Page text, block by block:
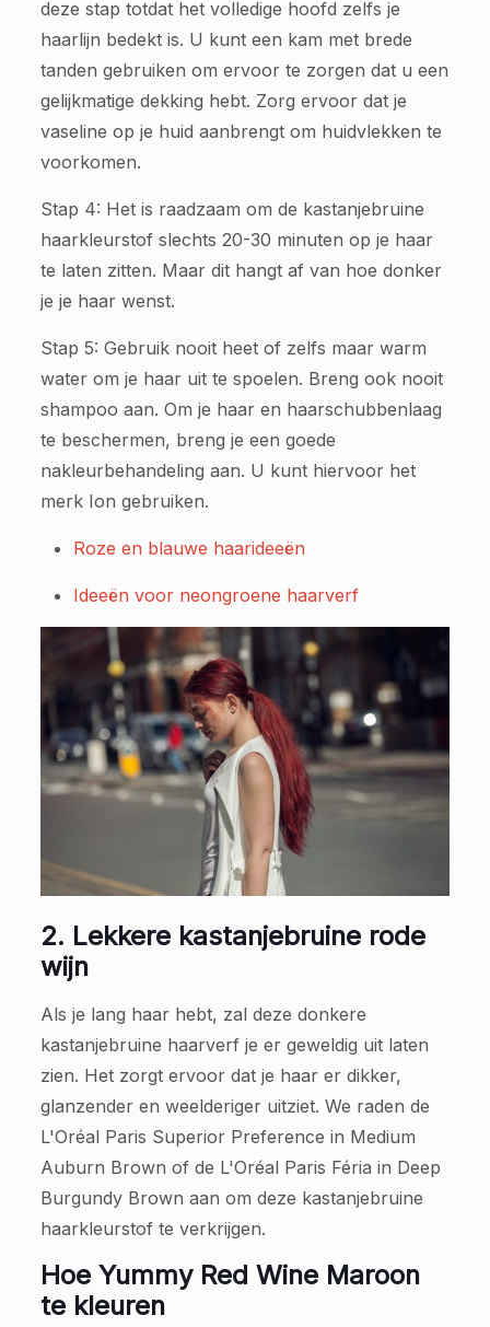
deze stap totdat het volledige hoofd zelfs je
haarlijn bedekt is. U kunt een kam met brede
tanden gebruiken om ervoor te zorgen dat u een
gelijkmatige dekking hebt. Zorg ervoor dat je
vaseline op je huid aanbrengt om huidvlekken te
voorkomen.
Stap 4: Het is raadzaam om de kastanjebruine
haarkleurstof slechts 20-30 minuten op je haar
te laten zitten. Maar dit hangt af van hoe donker
je je haar wenst.
Stap 5: Gebruik nooit heet of zelfs maar warm
water om je haar uit te spoelen. Breng ook nooit
shampoo aan. Om je haar en haarschubbenlaag
te beschermen, breng je een goede
nakleurbehandeling aan. U kunt hiervoor het
merk Ion gebruiken.
Roze en blauwe haarideeën
Ideeën voor neongroene haarverf
2. Lekkere kastanjebruine rode
wijn
Als je lang haar hebt, zal deze donkere
kastanjebruine haarverf je er geweldig uit laten
zien. Het zorgt ervoor dat je haar er dikker,
glanzender en weelderiger uitziet. We raden de
L'Oréal Paris Superior Preference in Medium
Auburn Brown of de L'Oréal Paris Féria in Deep
Burgundy Brown aan om deze kastanjebruine
haarkleurstof te verkrijgen.
Hoe Yummy Red Wine Maroon
te kleuren